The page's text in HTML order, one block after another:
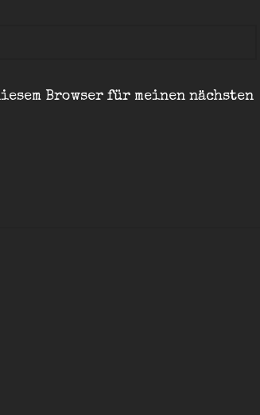
Browser für meinen nächsten